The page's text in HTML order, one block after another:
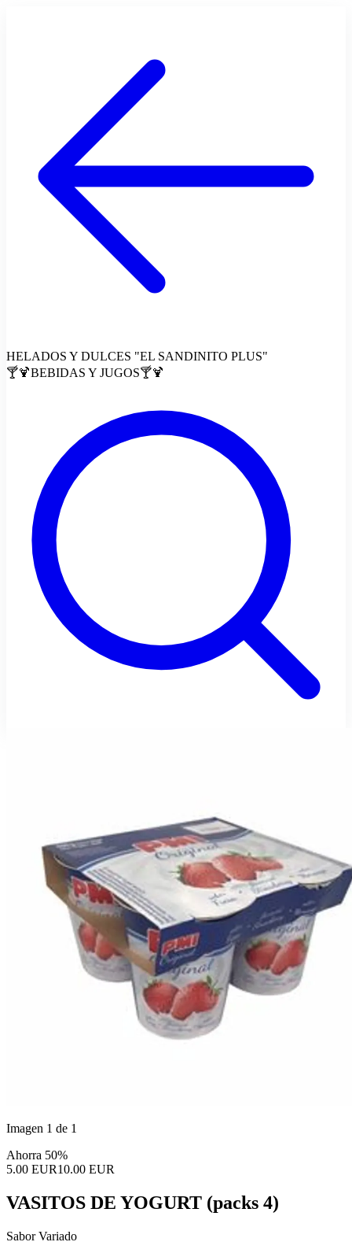
HELADOS Y DULCES "EL SANDINITO PLUS"
🍸🍹BEBIDAS Y JUGOS🍸🍹
Imagen 1 de 1
Ahorra 50%
5.00 EUR10.00 EUR
VASITOS DE YOGURT (packs 4)
Sabor Variado